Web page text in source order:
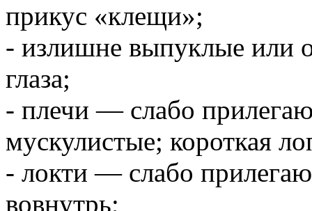
прикус «клещи»;
- излишне выпуклые или
глаза;
- плечи — слабо
мускулистые; короткая
- локти — слабо
вовнутрь;